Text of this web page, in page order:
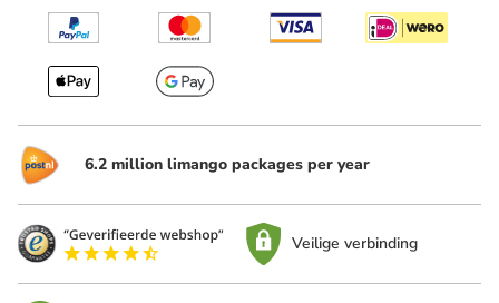
6.2 million limango packages per year
Veilige verbinding